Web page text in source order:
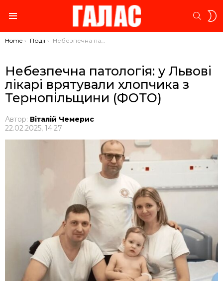
You are here:
Home Події Небезпечна патологія: у Львові лікарі врятували хлопчика з Тернопільщини (ФОТО)
Небезпечна патологія: у Львові
лікарі врятували хлопчика з
Тернопільщини (ФОТО)
Автор: Віталій Чемерис
22.02.2025, 14:27